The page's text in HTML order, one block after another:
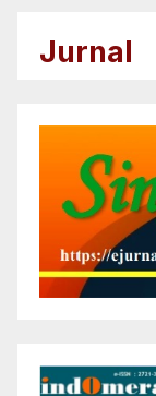
Jurnal